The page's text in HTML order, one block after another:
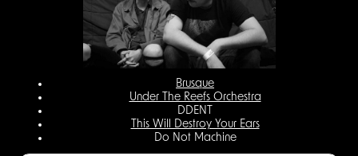
Brusque
Under The Reefs Orchestra
DDENT
This Will Destroy Your Ears
Do Not Machine